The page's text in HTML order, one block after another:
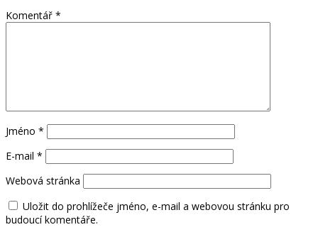
Komentář *
Jméno *
E-mail *
Webová stránka
Uložit do prohlížeče jméno, e-mail a webovou stránku pro
budoucí komentáře.